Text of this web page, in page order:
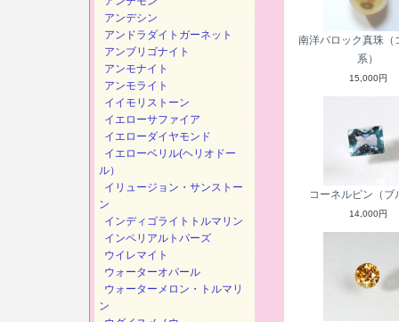
南洋バロック真珠（
系）
15,000円
コーネルピン（ブ
14,000円
アンデシン
アンドラダイトガーネット
アンブリゴナイト
アンモナイト
アンモライト
イイモリストーン
イエローサファイア
イエローダイヤモンド
イエローベリル(ヘリオドー
ル）
イリュージョン・サンストー
ン
インディゴライトトルマリン
インペリアルトパーズ
ウイレマイト
ウォーターオパール
ウォーターメロン・トルマリ
ン